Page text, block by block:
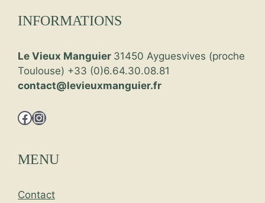
INFORMATIONS
Le Vieux Manguier 31450 Ayguesvives (proche
Toulouse) +33 (0)6.64.30.08.81
contact@levieuxmanguier.fr
Facebook
Instagram
MENU
Contact